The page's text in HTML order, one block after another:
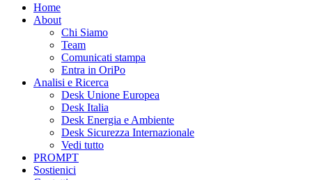
Home
About
Chi Siamo
Team
Comunicati stampa
Entra in OriPo
Analisi e Ricerca
Desk Unione Europea
Desk Italia
Desk Energia e Ambiente
Desk Sicurezza Internazionale
Vedi tutto
PROMPT
Sostienici